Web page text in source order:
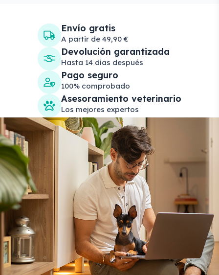
Envío gratis
A partir de 49,90 €
Devolución garantizada
Hasta 14 días después
Pago seguro
100% comprobado
Asesoramiento veterinario
Los mejores expertos
Search products